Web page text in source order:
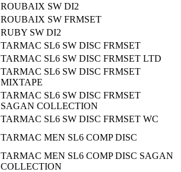
ROUBAIX SW DI2
ROUBAIX SW FRMSET
RUBY SW DI2
TARMAC SL6 SW DISC FRMSET
TARMAC SL6 SW DISC FRMSET LTD
TARMAC SL6 SW DISC FRMSET
MIXTAPE
TARMAC SL6 SW DISC FRMSET
SAGAN COLLECTION
TARMAC SL6 SW DISC FRMSET WC
TARMAC MEN SL6 COMP DISC
TARMAC MEN SL6 COMP DISC SAGAN
COLLECTION